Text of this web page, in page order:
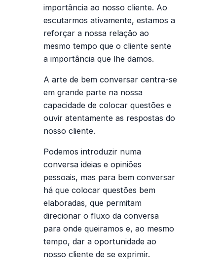
importância ao nosso cliente. Ao
escutarmos ativamente, estamos a
reforçar a nossa relação ao
mesmo tempo que o cliente sente
a importância que lhe damos.
A arte de bem conversar centra-se
em grande parte na nossa
capacidade de colocar questões e
ouvir atentamente as respostas do
nosso cliente.
Podemos introduzir numa
conversa ideias e opiniões
pessoais, mas para bem conversar
há que colocar questões bem
elaboradas, que permitam
direcionar o fluxo da conversa
para onde queiramos e, ao mesmo
tempo, dar a oportunidade ao
nosso cliente de se exprimir.